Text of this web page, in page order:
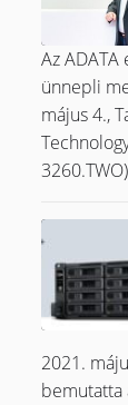
Az
ünnepli
május 4.,
2021.
bemutatta